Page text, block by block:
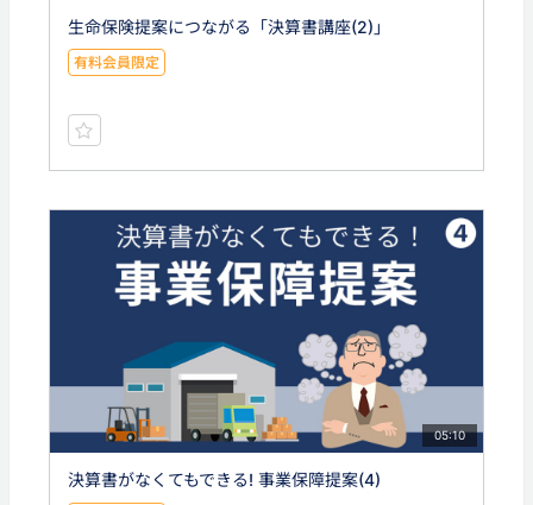
生命保険提案につながる「決算書講座(2)」
有料会員限定
05:10
決算書がなくてもできる! 事業保障提案(4)